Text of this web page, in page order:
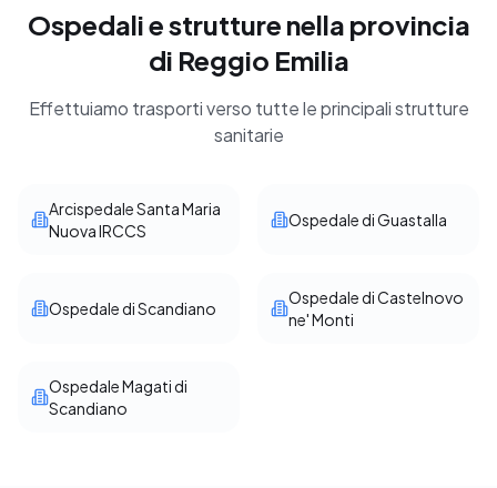
Ospedali e strutture nella provincia
di Reggio Emilia
Effettuiamo trasporti verso tutte le principali strutture
sanitarie
Arcispedale Santa Maria
Nuova IRCCS
Ospedale di Guastalla
Ospedale di Scandiano
Ospedale di Castelnovo
ne' Monti
Ospedale Magati di
Scandiano